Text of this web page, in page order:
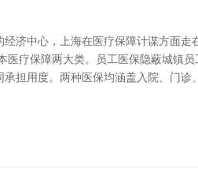
济中心，上海在医疗保障计谋方面
疗保障两大类。员工医保隐蔽城镇
担用度。两种医保均涵盖入院、门